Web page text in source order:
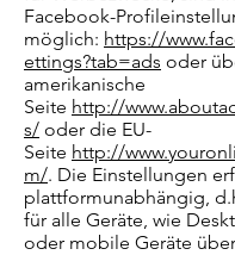
Facebook-
möglich: https://
ettings?tab=ads oder
amerikanische
Seite http://
s/ oder die EU-
Seite http://
m/. Die Einstellungen
plattformunabhängig,
für alle Geräte, wie
oder mobile Geräte